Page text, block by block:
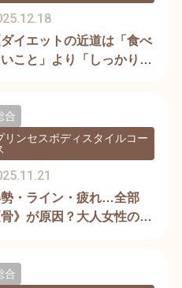
ダイエットの近道は「食べ
こと」より「しっかり食
・ライン・疲れ…全部
骨》が原因？大人女性のた
合
リンセスボディスタイルコー
合